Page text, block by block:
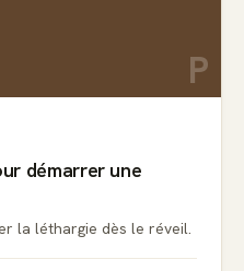
P
démarrer une
la léthargie dès le réveil.